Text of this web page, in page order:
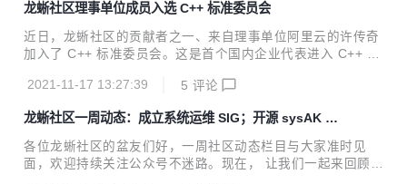
计算机等应用领域。软件生态是 Arm 生态系统发展的重要环
节，通过包括开源操作系统的软件生态的持续投入，才能为广
大的软件开发者带来基于 Arm 架构的顺畅开发环境与流畅的
Wafaa 表示：“支持开源软件社区及其驱动的创新对于 Arm 生
龙蜥社区理事单位成员入选 C++ 标准委员会
近日，龙蜥社区的贡献者之一、来自理事单位阿里云的许传奇
加入了 C++ 标准委员会。这是首个国内企业代表进入 C++ 标
e、Module、Concept 以及 Range 等。其中 Coroutine 可以
发效率的双重提升。他们实现了一个高性能的轻量级协程库，
允许 C++ 开发者以同步方式写异步代码。也正因为这个特
点，同步代码可以很方便地切换到协程代码，同时完成异步
2021-11-17 13:27:39 5 评论
龙蜥社区一周动态：成立系统运维 SIG；开源 sysAK 系
统运维工具集
各位龙蜥社区的盆友们好，一周社区动态栏目与大家准时见
面，欢迎持续关注公众号不迷路。现在， 让我们一起来回顾下